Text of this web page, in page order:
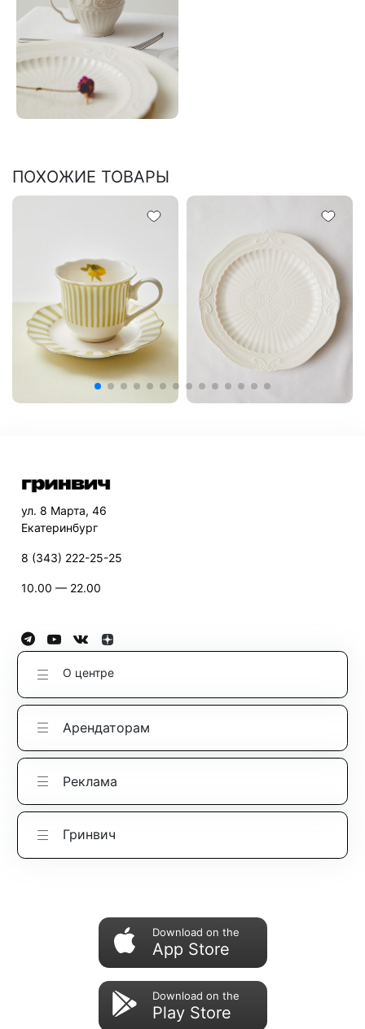
ПОХОЖИЕ ТОВАРЫ
ул. 8 Марта, 46
Екатеринбург
8 (343) 222-25-25
10.00 — 22.00
О центре
Арендаторам
Реклама
Гринвич
Download on the
App Store
Download on the
Play Store